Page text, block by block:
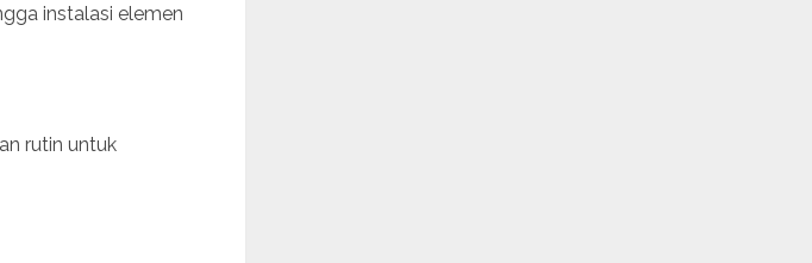
instalasi elemen
rutin untuk